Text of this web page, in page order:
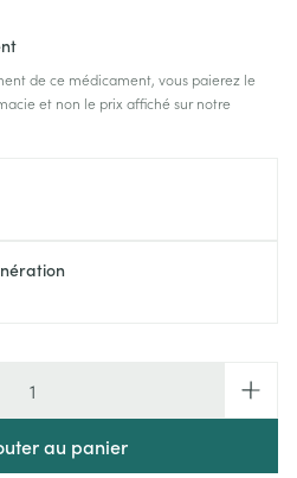
de ce médicament, vous paierez le
et non le prix affiché sur notre
au panier